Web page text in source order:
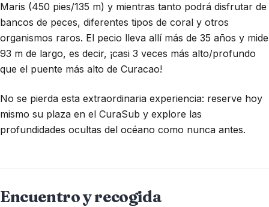
Maris (450 pies/135 m) y mientras tanto podrá disfrutar de
bancos de peces, diferentes tipos de coral y otros
organismos raros. El pecio lleva allí más de 35 años y mide
93 m de largo, es decir, ¡casi 3 veces más alto/profundo
que el puente más alto de Curacao!
No se pierda esta extraordinaria experiencia: reserve hoy
mismo su plaza en el CuraSub y explore las
profundidades ocultas del océano como nunca antes.
Encuentro y recogida